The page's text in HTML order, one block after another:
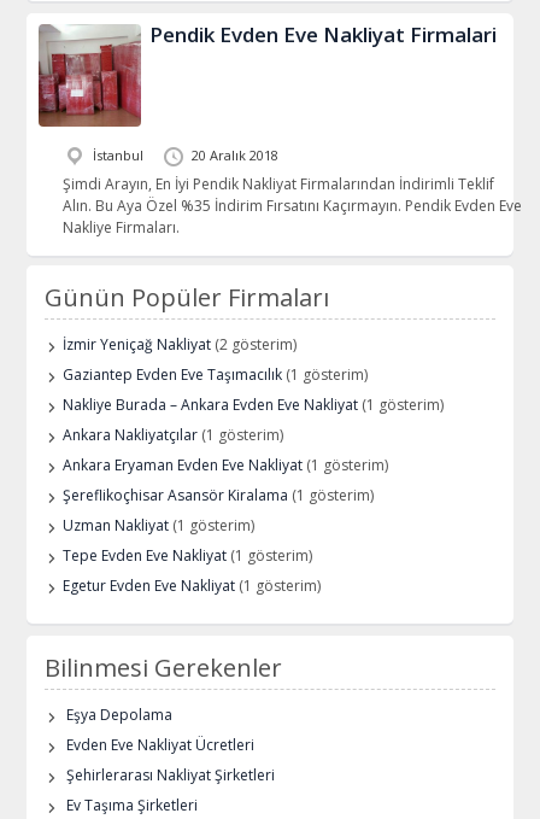
Pendik Evden Eve Nakliyat Firmalari
İstanbul 20 Aralık 2018
Şimdi Arayın, En İyi Pendik Nakliyat Firmalarından İndirimli Teklif
Alın. Bu Aya Özel %35 İndirim Fırsatını Kaçırmayın. Pendik Evden Eve
Nakliye Firmaları.
Günün Popüler Firmaları
İzmir Yeniçağ Nakliyat (2 gösterim)
Gaziantep Evden Eve Taşımacılık (1 gösterim)
Nakliye Burada – Ankara Evden Eve Nakliyat (1 gösterim)
Ankara Nakliyatçılar (1 gösterim)
Ankara Eryaman Evden Eve Nakliyat (1 gösterim)
Şereflikoçhisar Asansör Kiralama (1 gösterim)
Uzman Nakliyat (1 gösterim)
Tepe Evden Eve Nakliyat (1 gösterim)
Egetur Evden Eve Nakliyat (1 gösterim)
Bilinmesi Gerekenler
Eşya Depolama
Evden Eve Nakliyat Ücretleri
Şehirlerarası Nakliyat Şirketleri
Ev Taşıma Şirketleri